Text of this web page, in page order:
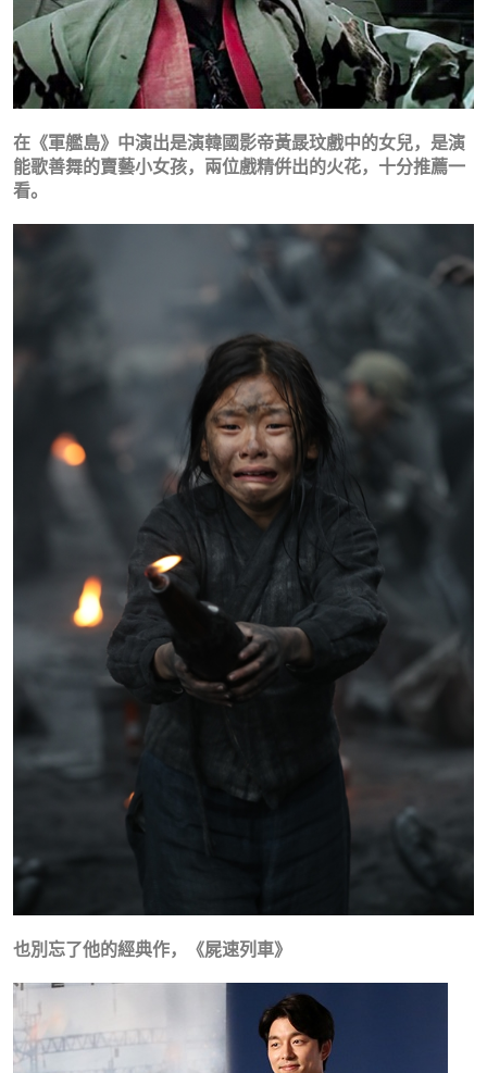
在《軍艦島》中演出是演韓國影帝黃晸玟戲中的女兒，是演
能歌善舞的賣藝小女孩，兩位戲精倂出的火花，十分推薦一
看。
也別忘了他的經典作，《屍速列車》